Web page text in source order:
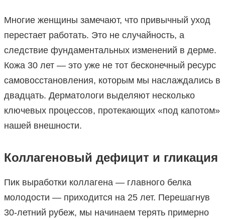
Многие женщины замечают, что привычный уход
перестает работать. Это не случайность, а
следствие фундаментальных изменений в дерме.
Кожа 30 лет — это уже не тот бесконечный ресурс
самовосстановления, которым мы наслаждались в
двадцать. Дерматологи выделяют несколько
ключевых процессов, протекающих «под капотом»
нашей внешности.
Коллагеновый дефицит и гликация
Пик выработки коллагена — главного белка
молодости — приходится на 25 лет. Перешагнув
30-летний рубеж, мы начинаем терять примерно